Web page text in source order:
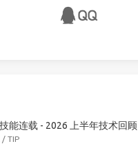
能连载 - 2026 上半年技术回顾
/ TIP